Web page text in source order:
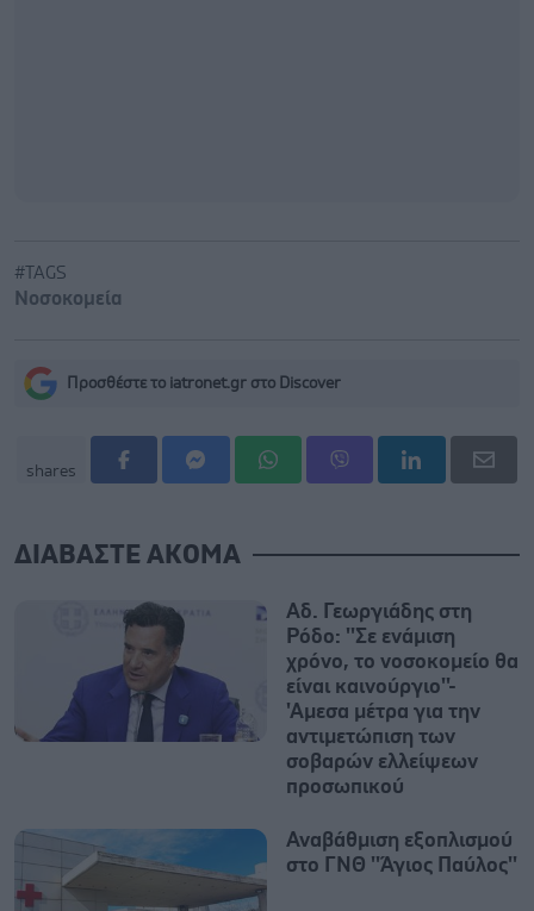
#TAGS
Νοσοκομεία
Προσθέστε το iatronet.gr στο Discover
shares
ΔΙΑΒΑΣΤΕ ΑΚΟΜΑ
Αδ. Γεωργιάδης στη
Ρόδο: ''Σε ενάμιση
χρόνο, το νοσοκομείο θα
είναι καινούργιο''-
'Αμεσα μέτρα για την
αντιμετώπιση των
σοβαρών ελλείψεων
προσωπικού
Αναβάθμιση εξοπλισμού
στο ΓΝΘ ''Άγιος Παύλος''